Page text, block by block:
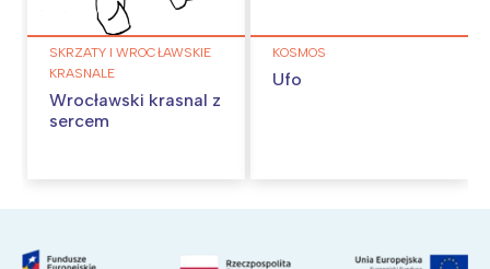
SKRZATY I WROCŁAWSKIE
KRASNALE
Wrocławski krasnal z
sercem
KOSMOS
Ufo